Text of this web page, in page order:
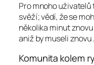
Pro mnoho
svěží; vědí, že se
několika minut
aniž by museli
Komunita kolem